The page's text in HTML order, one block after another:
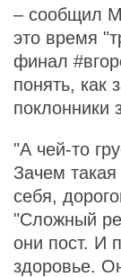
– сообщил
это время
финал
понять, как
поклонники
"А чей-то
Зачем
себя,
"Сложный
они пост. И
здоровье.